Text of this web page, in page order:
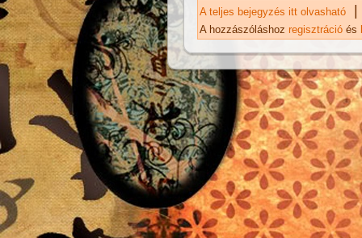
A teljes bejegyzés itt olvasható
|
A hozzászóláshoz regisztráció és